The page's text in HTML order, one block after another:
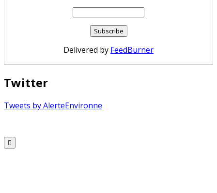
Delivered by FeedBurner
Twitter
Tweets by AlerteEnvironne
to